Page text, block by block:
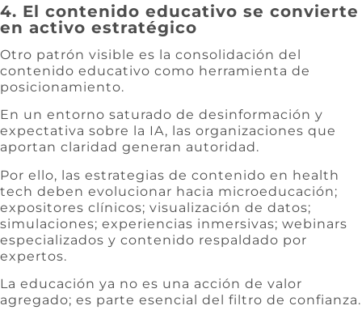
4. El contenido educativo se convierte
en activo estratégico
Otro patrón visible es la consolidación del
contenido educativo como herramienta de
posicionamiento.
En un entorno saturado de desinformación y
expectativa sobre la IA, las organizaciones que
aportan claridad generan autoridad.
Por ello, las estrategias de contenido en health
tech deben evolucionar hacia microeducación;
expositores clínicos; visualización de datos;
simulaciones; experiencias inmersivas; webinars
especializados y contenido respaldado por
expertos.
La educación ya no es una acción de valor
agregado; es parte esencial del filtro de confianza.